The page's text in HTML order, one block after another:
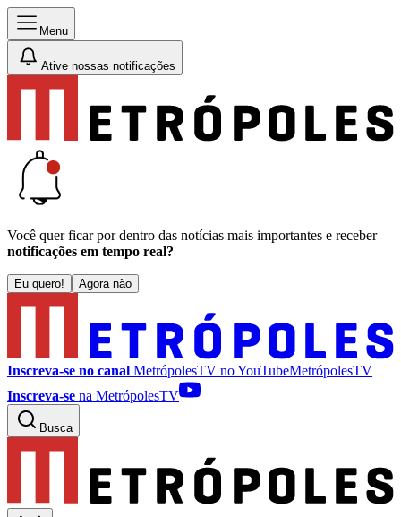
Menu
Ative nossas notificações
Você quer ficar por dentro das notícias mais importantes e receber
notificações em tempo real?
Eu quero! Agora não
Inscreva-se no canal MetrópolesTV noYouTubeMetrópolesTV
Inscreva-se na MetrópolesTV
Busca